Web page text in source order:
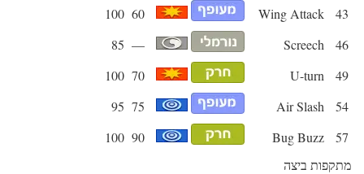
43
Wing Attack
60
100
46
Screech
—
85
49
U-turn
70
100
54
Air Slash
75
95
57
Bug Buzz
90
100
מתקפות ביצה